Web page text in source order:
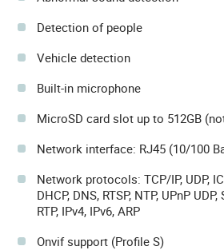
Detection of people
Vehicle detection
Built-in microphone
MicroSD card slot up to 512GB
Network interface: RJ45 (10/100
Network protocols: TCP/IP, UDP,
DHCP, DNS, RTSP, NTP, UPnP
RTP, IPv4, IPv6, ARP
Onvif support (Profile S)